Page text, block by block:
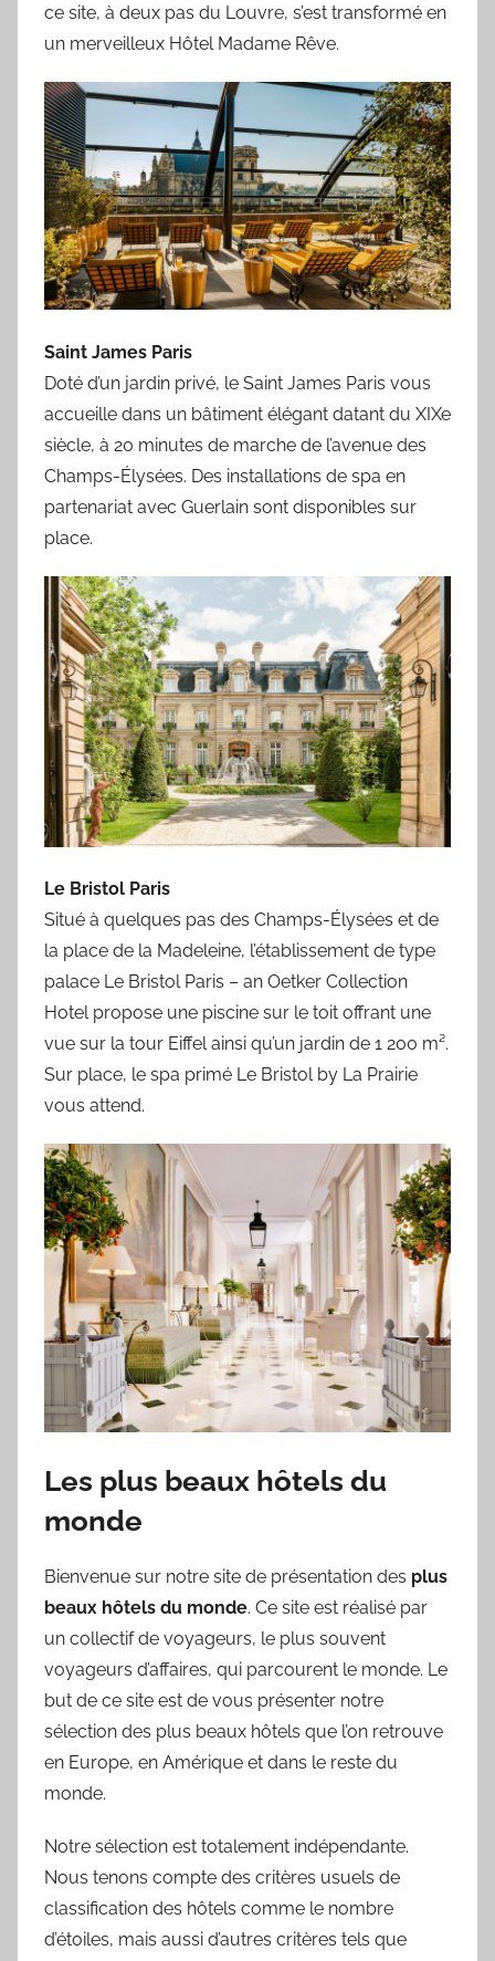
ce site, à deux pas du Louvre, s’est transformé en
un merveilleux Hôtel Madame Rêve.
Saint James Paris
Doté d’un jardin privé, le Saint James Paris vous
accueille dans un bâtiment élégant datant du XIXe
siècle, à 20 minutes de marche de l’avenue des
Champs-Élysées. Des installations de spa en
partenariat avec Guerlain sont disponibles sur
place.
Le Bristol Paris
Situé à quelques pas des Champs-Élysées et de
la place de la Madeleine, l’établissement de type
palace Le Bristol Paris – an Oetker Collection
Hotel propose une piscine sur le toit offrant une
vue sur la tour Eiffel ainsi qu’un jardin de 1 200 m².
Sur place, le spa primé Le Bristol by La Prairie
vous attend.
Les plus beaux hôtels du
monde
Bienvenue sur notre site de présentation des plus
beaux hôtels du monde. Ce site est réalisé par
un collectif de voyageurs, le plus souvent
voyageurs d’affaires, qui parcourent le monde. Le
but de ce site est de vous présenter notre
sélection des plus beaux hôtels que l’on retrouve
en Europe, en Amérique et dans le reste du
monde.
Notre sélection est totalement indépendante.
Nous tenons compte des critères usuels de
classification des hôtels comme le nombre
d’étoiles, mais aussi d’autres critères tels que